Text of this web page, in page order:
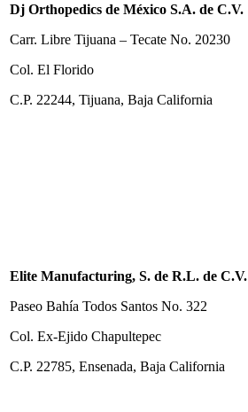
Dj Orthopedics de México S.A. de C.V.
Carr. Libre Tijuana – Tecate No. 20230
Col. El Florido
C.P. 22244, Tijuana, Baja California
Elite Manufacturing, S. de R.L. de C.V.
Paseo Bahía Todos Santos No. 322
Col. Ex-Ejido Chapultepec
C.P. 22785, Ensenada, Baja California